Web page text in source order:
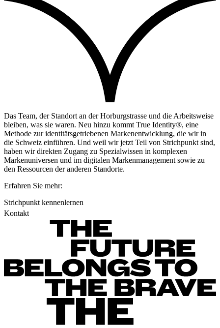
Das Team, der Standort an der Horburgstrasse und die Arbeitsweise
bleiben, was sie waren. Neu hinzu kommt True Identity®, eine
Methode zur identitätsgetriebenen Markenentwicklung, die wir in
die Schweiz einführen. Und weil wir jetzt Teil von Strichpunkt sind,
haben wir direkten Zugang zu Spezialwissen in komplexen
Markenuniversen und im digitalen Markenmanagement sowie zu
den Ressourcen der anderen Standorte.
Erfahren Sie mehr:
Strichpunkt kennenlernen
Kontakt